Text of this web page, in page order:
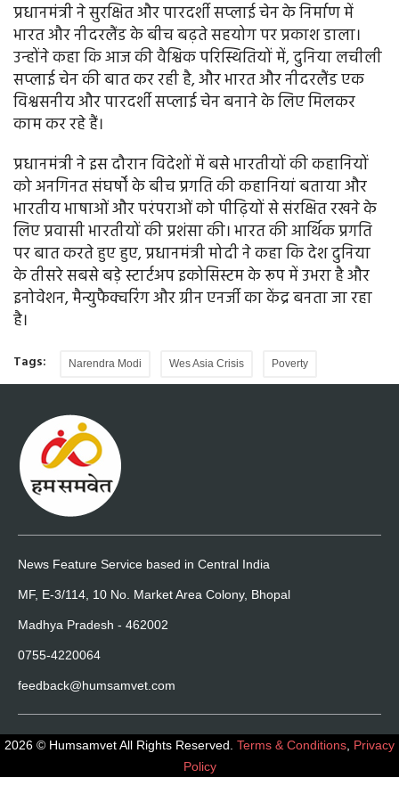
प्रधानमंत्री ने सुरक्षित और पारदर्शी सप्लाई चेन के निर्माण में
भारत और नीदरलैंड के बीच बढ़ते सहयोग पर प्रकाश डाला।
उन्होंने कहा कि आज की वैश्विक परिस्थितियों में, दुनिया लचीली
सप्लाई चेन की बात कर रही है, और भारत और नीदरलैंड एक
विश्वसनीय और पारदर्शी सप्लाई चेन बनाने के लिए मिलकर
काम कर रहे हैं।
प्रधानमंत्री ने इस दौरान विदेशों में बसे भारतीयों की कहानियों
को अनगिनत संघर्षों के बीच प्रगति की कहानियां बताया और
भारतीय भाषाओं और परंपराओं को पीढ़ियों से संरक्षित रखने के
लिए प्रवासी भारतीयों की प्रशंसा की। भारत की आर्थिक प्रगति
पर बात करते हुए हुए, प्रधानमंत्री मोदी ने कहा कि देश दुनिया
के तीसरे सबसे बड़े स्टार्टअप इकोसिस्टम के रूप में उभरा है और
इनोवेशन, मैन्युफैक्चरिंग और ग्रीन एनर्जी का केंद्र बनता जा रहा
है।
Tags: Narendra Modi Wes Asia Crisis Poverty
News Feature Service based in Central India
MF, E-3/114, 10 No. Market Area Colony, Bhopal
Madhya Pradesh - 462002
0755-4220064
feedback@humsamvet.com
2026 © Humsamvet All Rights Reserved. Terms & Conditions Privacy
Policy